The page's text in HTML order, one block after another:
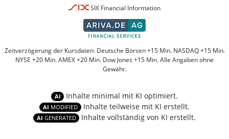
SIX Financial Information
Zeitverzögerung der Kursdaten: Deutsche Börsen +15 Min. NASDAQ +15 Min.
NYSE +20 Min. AMEX +20 Min. Dow Jones +15 Min. Alle Angaben ohne
Gewähr.
AI Inhalte minimal mit KI optimiert.
AI MODIFIED Inhalte teilweise mit KI erstellt.
AI GENERATED Inhalte vollständig von KI erstellt.